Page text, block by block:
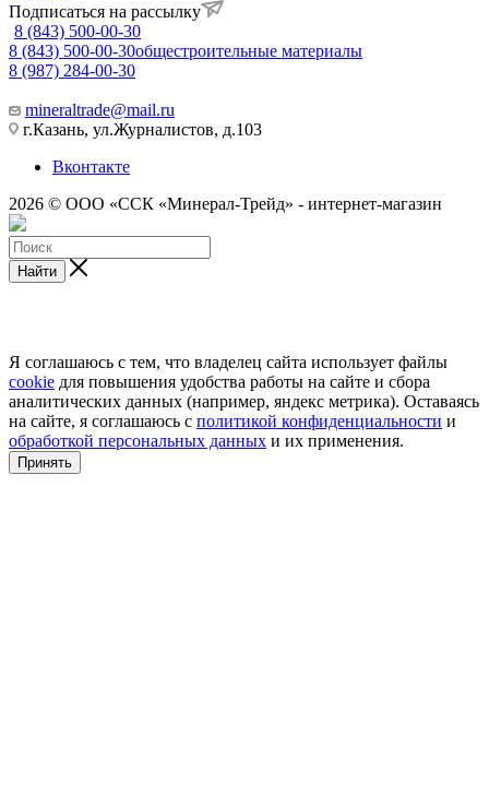
Подписаться на рассылку
8 (843) 500-00-30
8 (843) 500-00-30общестроительные материалы
8 (987) 284-00-30
mineraltrade@mail.ru
г.Казань, ул.Журналистов, д.103
Вконтакте
2026 © ООО «ССК «Минерал-Трейд» - интернет-магазин
Найти
Я соглашаюсь с тем, что владелец сайта использует файлы
cookie для повышения удобства работы на сайте и сбора
аналитических данных (например, яндекс метрика). Оставаясь
на сайте, я соглашаюсь с политикой конфиденциальности и
обработкой персональных данных и их применения.
Принять